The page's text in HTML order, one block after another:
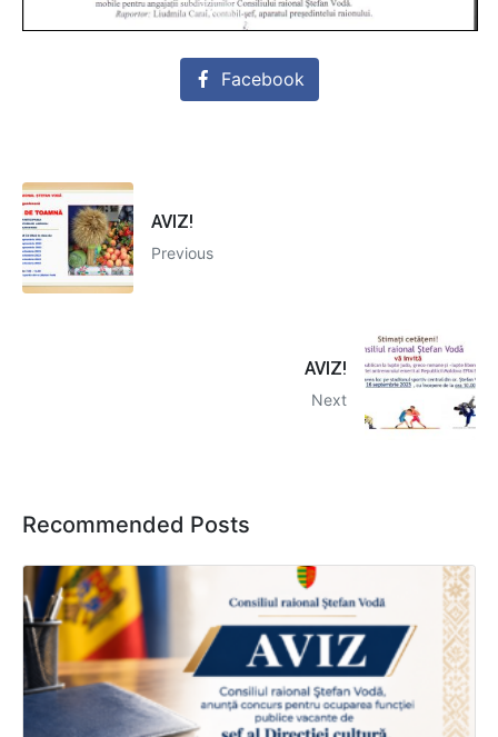
Facebook
AVIZ!
Previous
AVIZ!
Next
Recommended Posts